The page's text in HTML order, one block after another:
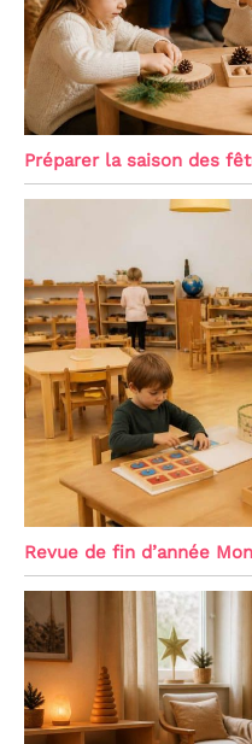
Préparer la saison des
Revue de fin d’année